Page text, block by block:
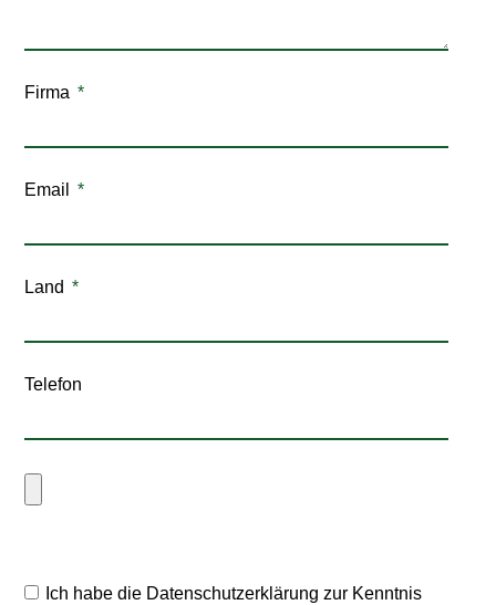
Firma
Email
Land
Telefon
Ich habe die Datenschutzerklärung zur Kenntnis